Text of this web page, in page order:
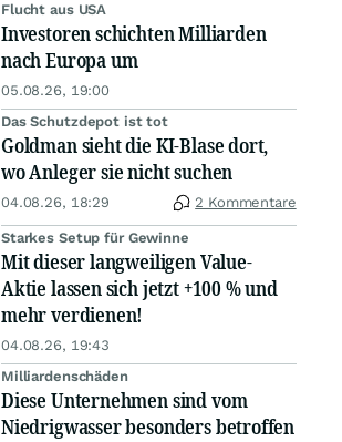
Flucht aus USA
Investoren schichten Milliarden
nach Europa um
05.08.26, 19:00
Das Schutzdepot ist tot
Goldman sieht die KI-Blase dort,
wo Anleger sie nicht suchen
04.08.26, 18:29 2 Kommentare
Starkes Setup für Gewinne
Mit dieser langweiligen Value-
Aktie lassen sich jetzt +100 % und
mehr verdienen!
04.08.26, 19:43
Milliardenschäden
Diese Unternehmen sind vom
Niedrigwasser besonders betroffen